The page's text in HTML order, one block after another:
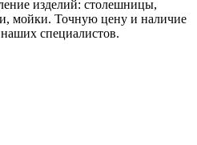
изделий: столешницы,
мойки. Точную цену и наличие
специалистов.